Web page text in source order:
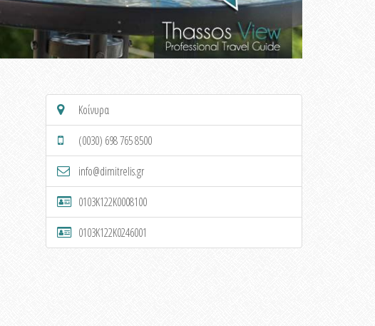
Κοίνυρα
(0030) 698 765 8500
info@dimitrelis.gr
0103K122K0008100
0103K122K0246001